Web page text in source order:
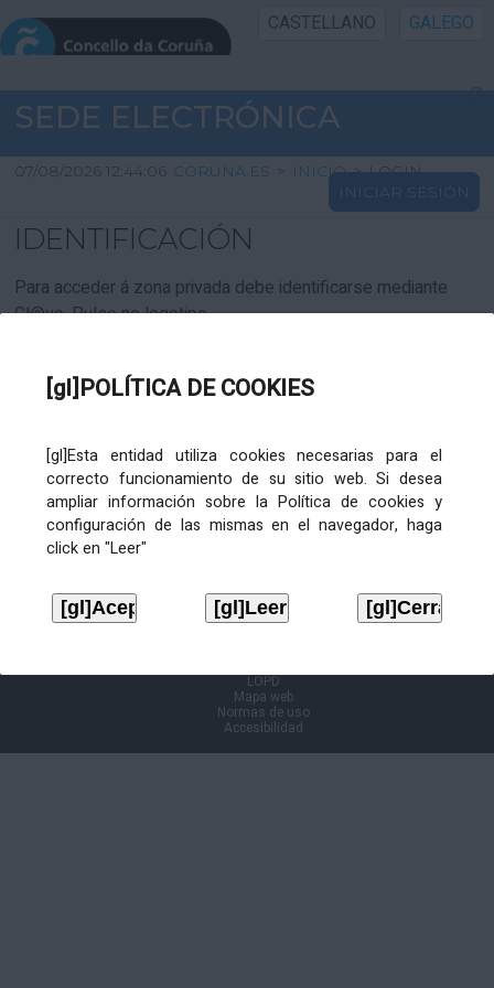
[gl]POLÍTICA DE COOKIES
[gl]Esta entidad utiliza cookies necesarias para el
correcto funcionamiento de su sitio web. Si desea
ampliar información sobre la Política de cookies y
configuración de las mismas en el navegador, haga
click en "Leer"
CASTELLANO GALEGO
INICIO SEDE
INICIO
INFORMACIÓN PÚBLICA
CARTAFOL CIDADÁN
SEDE ELECTRÓNICA
07/08/2026 12:44:06 CORUNA.ES > INICIO > LOGIN
INICIAR SESIÓN
IDENTIFICACIÓN
Para acceder á zona privada debe identificarse mediante
Cl@ve. Pulse no logotipo
LOPD
Mapa web
Normas de uso
Accesibilidad